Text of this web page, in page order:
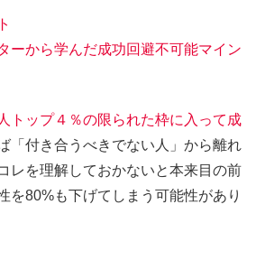
ーから学んだ成功回避不可能マイン
トップ４％の限られた枠に入って成
「付き合うべきでない人」から離れ
レを理解しておかないと本来目の前
を80%も下げてしまう可能性があり